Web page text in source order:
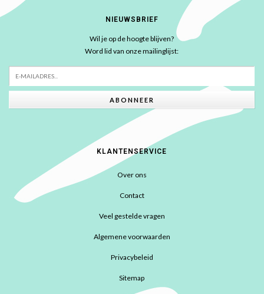
NIEUWSBRIEF
Wil je op de hoogte blijven?
Word lid van onze mailinglijst:
ABONNEER
KLANTENSERVICE
Over ons
Contact
Veel gestelde vragen
Algemene voorwaarden
Privacybeleid
Sitemap